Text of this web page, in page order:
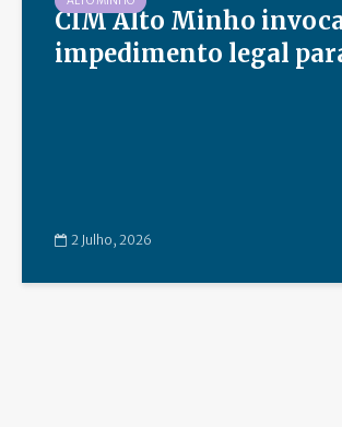
CIM Alto Minho
impedimento legal
2 Julho, 2026